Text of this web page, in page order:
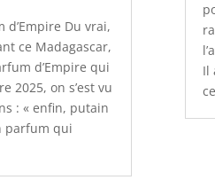
d’Empire Du vrai,
ce Madagascar,
d’Empire qui
2025, on s’est vu
: « enfin, putain
parfum qui
Il